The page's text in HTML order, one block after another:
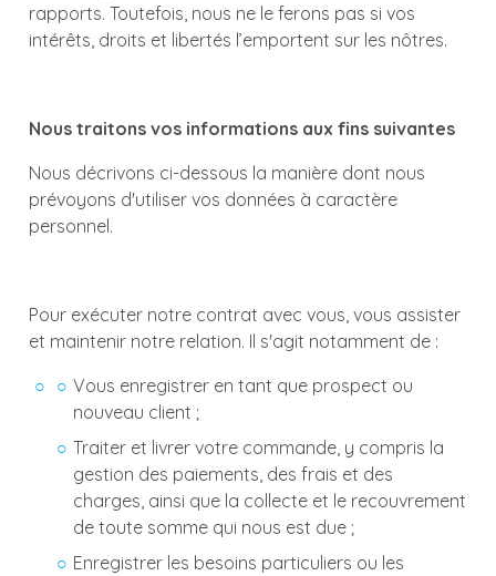
rapports. Toutefois, nous ne le ferons pas si vos
intérêts, droits et libertés l’emportent sur les nôtres.
Nous traitons vos informations aux fins suivantes
Nous décrivons ci-dessous la manière dont nous
prévoyons d'utiliser vos données à caractère
personnel.
Pour exécuter notre contrat avec vous, vous assister
et maintenir notre relation. Il s'agit notamment de :
Vous enregistrer en tant que prospect ou
nouveau client ;
Traiter et livrer votre commande, y compris la
gestion des paiements, des frais et des
charges, ainsi que la collecte et le recouvrement
de toute somme qui nous est due ;
Enregistrer les besoins particuliers ou les